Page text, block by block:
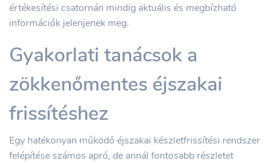
értékesítési csatornán mindig aktuális és megbízható
információk jelenjenek meg.
Gyakorlati tanácsok a
zökkenőmentes éjszakai
frissítéshez
Egy hatékonyan működő éjszakai készletfrissítési rendszer
felépítése számos apró, de annál fontosabb részletet